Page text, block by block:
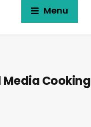
Menu
Media Cooking